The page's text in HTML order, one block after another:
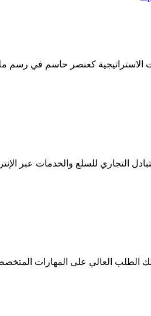
الاستراتيجية كعنصر حاسم في رسم
الطلب العالي على المهارات